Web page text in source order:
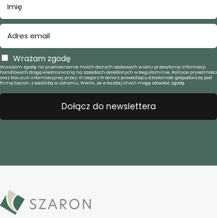
Wrażam zgodę
Wyrażam zgodę na przetwarzanie moich danych osobowych w celu przesyłania informacji
handlowych drogą elektroniczną na zasadach określonych w Regulaminie, Polityce prywatności
oraz klauzuli informacyjnej przez: Grzegorz Przeliorz prowadzący działalność gospodarczą pod
firmą Szaron, z siedzibą w Ustroniu. Wiem, że w każdej chwili mogę odwołać zgodę.
Dołącz do newslettera